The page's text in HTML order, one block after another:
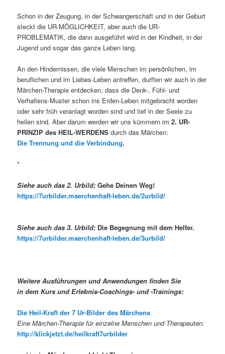
Schon in der Zeugung, in der Schwangerschaft und in der Geburt
steckt die UR-MÖGLICHKEIT, aber auch die UR-
PROBLEMATIK, die dann ausgeführt wird in der Kindheit, in der
Jugend und sogar das ganze Leben lang.
An den Hindernissen, die viele Menschen im persönlichen, im
beruflichen und im Liebes-Leben antreffen, durften wir auch in der
Märchen-Therapie entdecken, dass die Denk-, Fühl- und
Verhaltens-Muster schon ins Erden-Leben mitgebracht worden
oder sehr früh veranlagt worden sind und tief in der Seele zu
heilen sind. Aber darum werden wir uns kümmern im2. UR-
PRINZIP des HEIL-WERDENS durch das Märchen:
Die Trennung und die Verbindung.
*
Siehe auch das 2. Urbild;Gehe Deinen Weg!
https://7urbilder.maerchenhaft-leben.de/2urbild/
Siehe auch das 3. Urbild; Die Begegnung mit dem Helfer.
https://7urbilder.maerchenhaft-leben.de/3urbild/
Weitere Ausführungen und Anwendungen finden Sie
in dem Kurs und Erlebnis-Coachings- und -Trainings:
Die Heil-Kraft der 7 Ur-Bilder des Märchens
Eine Märchen-Therapie für einzelne Menschen und Therapeuten:
http://klickjetzt.de/heilkraft7urbilder